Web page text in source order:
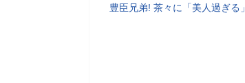
豊臣兄弟! 茶々に「美人過ぎる」